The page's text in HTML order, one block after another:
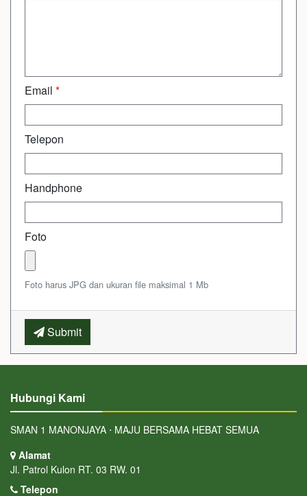
Email *
Telepon
Handphone
Foto
Foto harus JPG dan ukuran file maksimal 1 Mb
Submit
Hubungi Kami
SMAN 1 MANONJAYA ⋅ MAJU BERSAMA HEBAT SEMUA
Alamat
Jl. Patrol Kulon RT. 03 RW. 01
Telepon